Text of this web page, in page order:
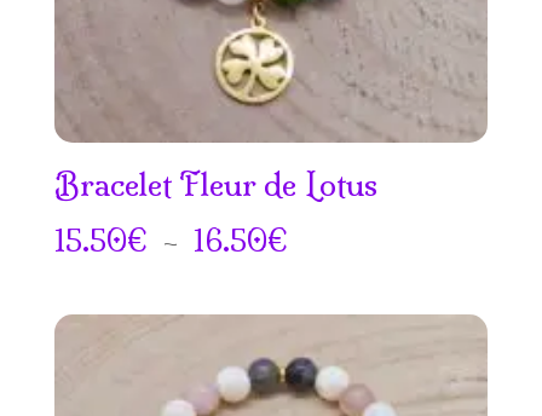
Bracelet Fleur de Lotus
15.50€ – 16.50€Plage
15.50€